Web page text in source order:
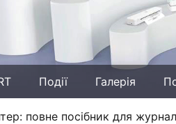
Події Галерія
повне посібник для